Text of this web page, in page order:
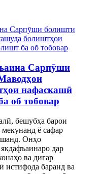
Сарпӯши
нафаскашӣ
об тобовар
бешубҳа барои
мекунанд ё сафар
Онҳо
дар
ва дигар
истифода баранд ва